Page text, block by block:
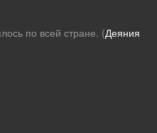
по всей стране. (Деяния